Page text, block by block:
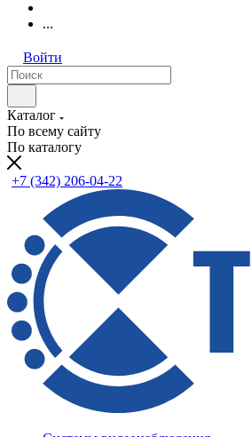
...
Войти
Каталог
По всему сайту
По каталогу
+7 (342) 206-04-22